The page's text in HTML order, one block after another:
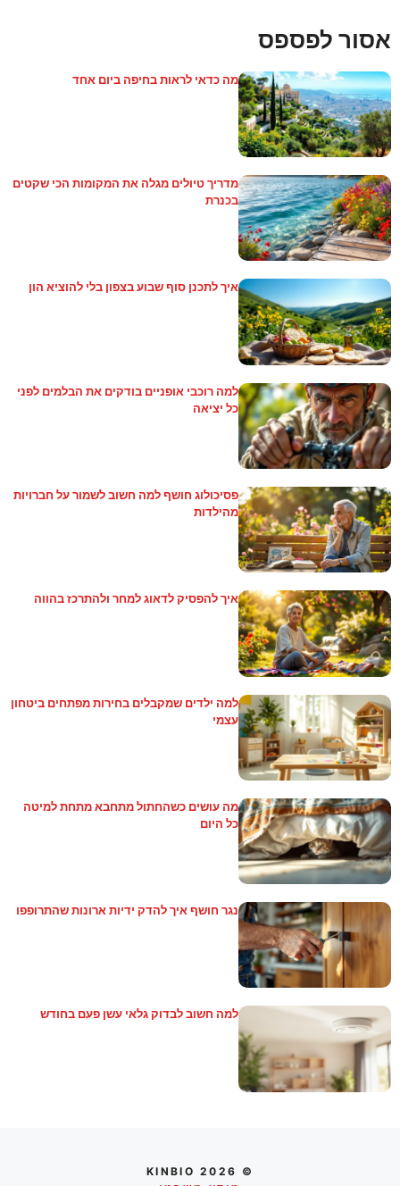
אסור לפספס
מה כדאי לראות בחיפה ביום אחד
מדריך טיולים מגלה את המקומות הכי שקטים
בכנרת
איך לתכנן סוף שבוע בצפון בלי להוציא הון
למה רוכבי אופניים בודקים את הבלמים לפני
כל יציאה
פסיכולוג חושף למה חשוב לשמור על חברויות
מהילדות
איך להפסיק לדאוג למחר ולהתרכז בהווה
למה ילדים שמקבלים בחירות מפתחים ביטחון
עצמי
מה עושים כשהחתול מתחבא מתחת למיטה
כל היום
נגר חושף איך להדק ידיות ארונות שהתרופפו
למה חשוב לבדוק גלאי עשן פעם בחודש
© 2026 KINBIO